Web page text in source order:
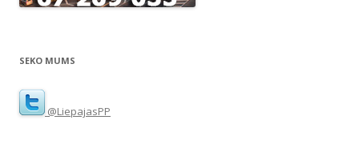
SEKO MUMS
@LiepajasPP